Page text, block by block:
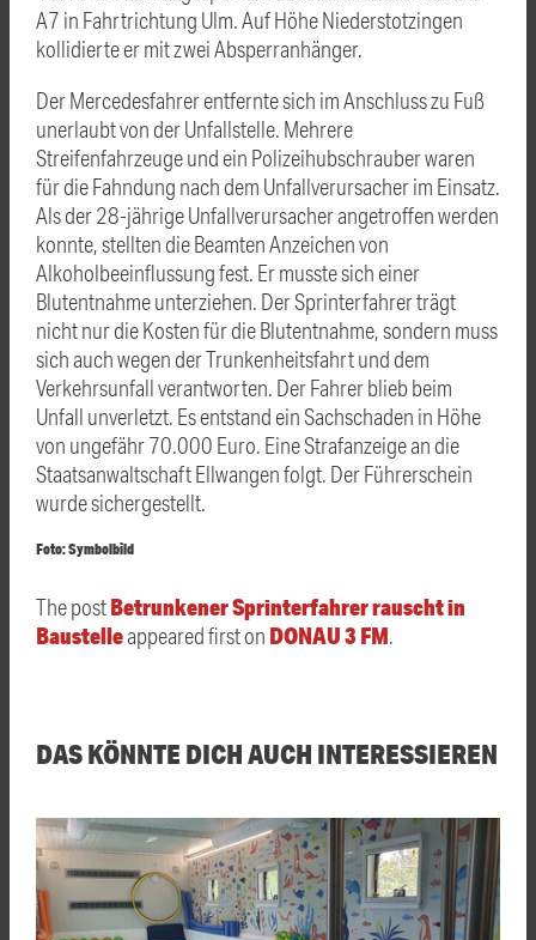
A7 in Fahrtrichtung Ulm. Auf Höhe Niederstotzingen
kollidierte er mit zwei Absperranhänger.
Der Mercedesfahrer entfernte sich im Anschluss zu Fuß
unerlaubt von der Unfallstelle. Mehrere
Streifenfahrzeuge und ein Polizeihubschrauber waren
für die Fahndung nach dem Unfallverursacher im Einsatz.
Als der 28-jährige Unfallverursacher angetroffen werden
konnte, stellten die Beamten Anzeichen von
Alkoholbeeinflussung fest. Er musste sich einer
Blutentnahme unterziehen. Der Sprinterfahrer trägt
nicht nur die Kosten für die Blutentnahme, sondern muss
sich auch wegen der Trunkenheitsfahrt und dem
Verkehrsunfall verantworten. Der Fahrer blieb beim
Unfall unverletzt. Es entstand ein Sachschaden in Höhe
von ungefähr 70.000 Euro. Eine Strafanzeige an die
Staatsanwaltschaft Ellwangen folgt. Der Führerschein
wurde sichergestellt.
Foto: Symbolbild
The postBetrunkener Sprinterfahrer rauscht in
Baustelleappeared first on DONAU 3 FM.
DAS KÖNNTE DICH AUCH INTERESSIEREN